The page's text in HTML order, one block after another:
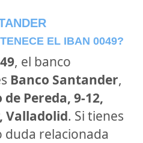
EL IBAN 0049?
, el banco
Banco Santander,
de Pereda, 9-12,
Valladolid. Si tienes
relacionada